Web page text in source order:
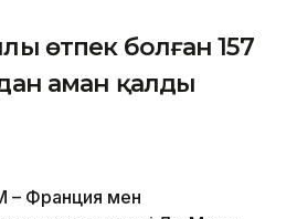
өтпек болған 157
аман қалды
– Франция мен